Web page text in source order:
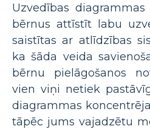
Uzvedības
bērnus attīstīt labu
saistītas ar atlīdzības
ka šāda veida
bērnu pielāgošanos
vien viņi netiek
diagrammas
tāpēc jums vajadzētu